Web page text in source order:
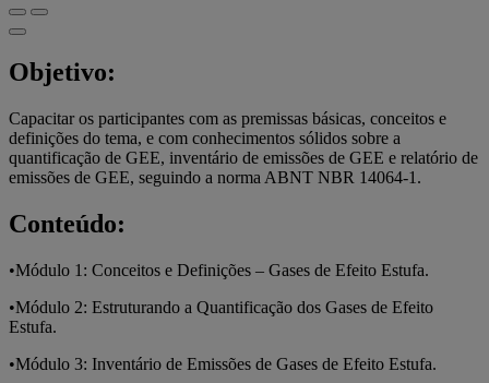
Objetivo:
Capacitar os participantes com as premissas básicas, conceitos e
definições do tema, e com conhecimentos sólidos sobre a
quantificação de GEE, inventário de emissões de GEE e relatório de
emissões de GEE, seguindo a norma ABNT NBR 14064-1.
Conteúdo:
•Módulo 1: Conceitos e Definições – Gases de Efeito Estufa.
•Módulo 2: Estruturando a Quantificação dos Gases de Efeito
Estufa.
•Módulo 3: Inventário de Emissões de Gases de Efeito Estufa.